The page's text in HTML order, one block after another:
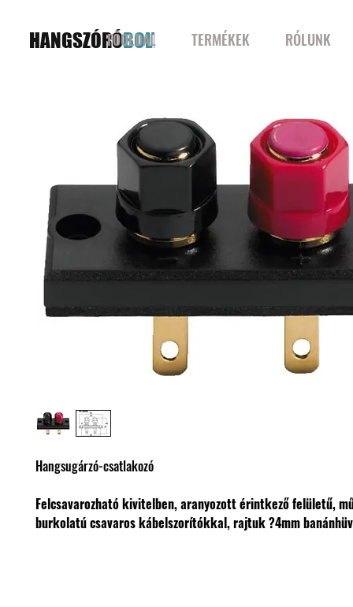
HANGSZÓRÓBOLT
FŐOLDAL TERMÉKEK RÓLUNK
Hangsugárzó-csatlakozó
Felcsavarozható kivitelben, aranyozott érintkező felületű,
burkolatú csavaros kábelszorítókkal, rajtuk ?4mm